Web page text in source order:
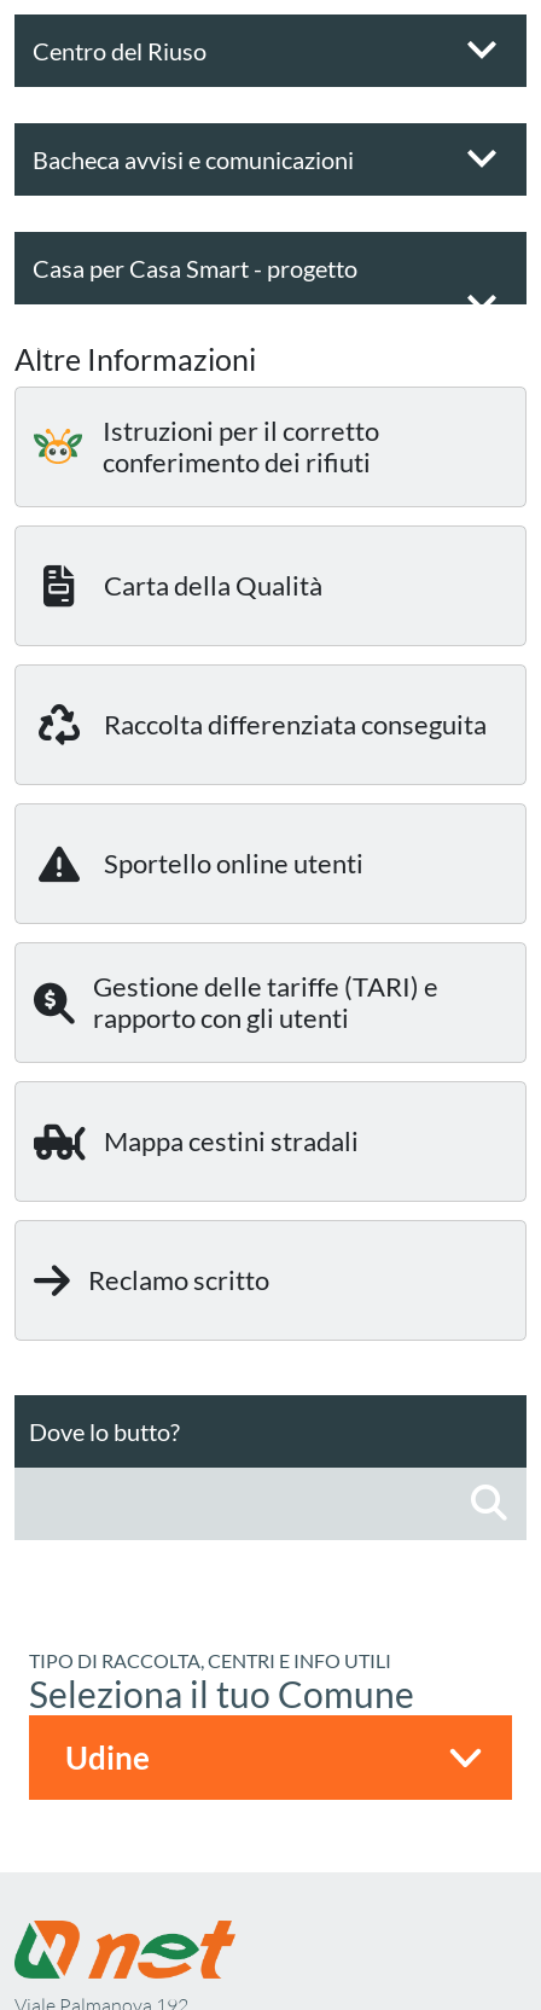
Centro del Riuso
Bacheca avvisi e comunicazioni
Casa per Casa Smart - progetto
Altre Informazioni
Istruzioni per il corretto
conferimento dei rifiuti
Carta della Qualità
Raccolta differenziata conseguita
Sportello online utenti
Gestione delle tariffe (TARI) e
rapporto con gli utenti
Mappa cestini stradali
Reclamo scritto
Dove lo butto?
TIPO DI RACCOLTA, CENTRI E INFO UTILI
Seleziona il tuo Comune
Viale Palmanova 192